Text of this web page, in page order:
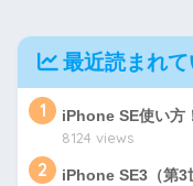
最近読まれ
1
iPhone SE使い方
8124 views
2
iPhone SE3（第3